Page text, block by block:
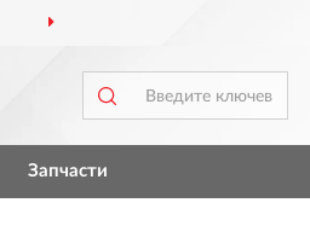
Запчасти